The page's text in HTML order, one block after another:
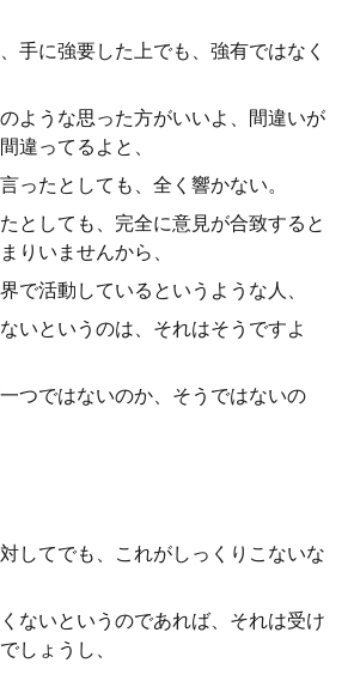
手に強要した上でも、強有ではなく
ような思った方がいいよ、間違いが
違ってるよと、
ったとしても、全く響かない。
としても、完全に意見が合致すると
りいませんから、
で活動しているというような人、
いというのは、それはそうですよ
つではないのか、そうではないの
してでも、これがしっくりこないな
ないというのであれば、それは受け
しょうし、